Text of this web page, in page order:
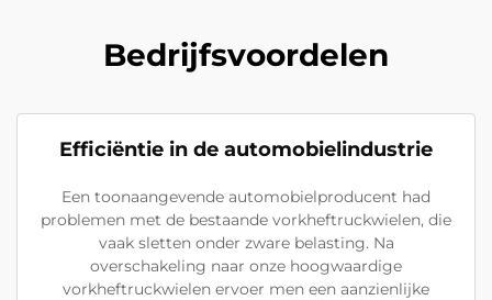
Bedrijfsvoordelen
Efficiëntie in de automobielindustrie
Een toonaangevende automobielproducent had
problemen met de bestaande vorkheftruckwielen, die
vaak sletten onder zware belasting. Na
overschakeling naar onze hoogwaardige
vorkheftruckwielen ervoer men een aanzienlijke